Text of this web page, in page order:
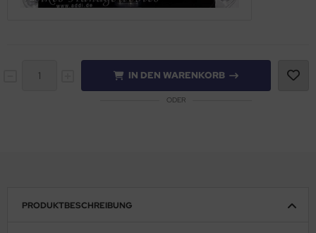
IN DEN WARENKORB
ODER
PRODUKTBESCHREIBUNG